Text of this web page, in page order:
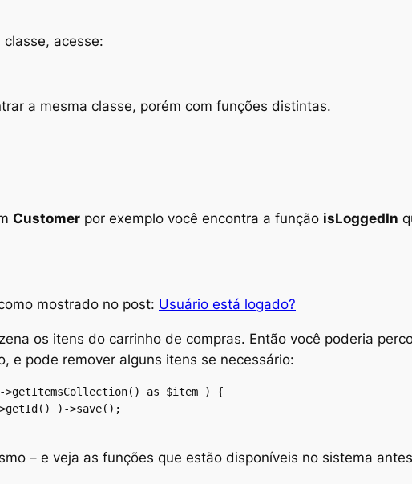
acesse:
a mesma classe, porém com funções distintas.
Customer por exemplo você encontra a função isLoggedIn
mostrado no post: Usuário está logado?
os itens do carrinho de compras. Então você poderia
e pode remover alguns itens se necessário:
>getItemsCollection() as $item ) {
)->save();
– e veja as funções que estão disponíveis no sistema